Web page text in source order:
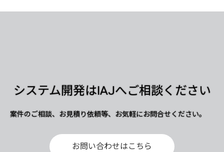
システム開発はIAJへご相談ください
案件のご相談、お見積り依頼等、お気軽にお問合せください。
お問い合わせはこちら